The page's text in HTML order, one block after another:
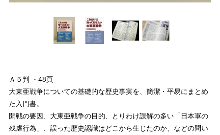
Ａ５判 ・48頁
大東亜戦争についての基礎的な歴史事実を、簡潔・平易にまとめ
た入門書。
開戦の要因、大東亜戦争の目的、とりわけ誤解の多い「日本軍の
残虐行為」、誤った歴史認識はどこから生じたのか、などの問い